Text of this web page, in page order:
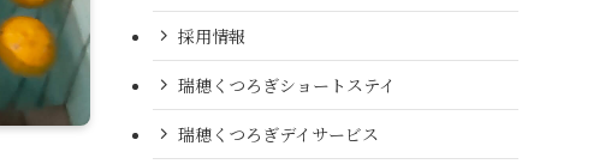
採用情報
瑞穂くつろぎショートステイ
瑞穂くつろぎデイサービス